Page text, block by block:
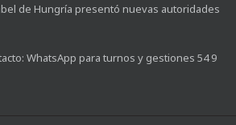
de Hungría presentó nuevas autoridades
WhatsApp para turnos y gestiones 54 9